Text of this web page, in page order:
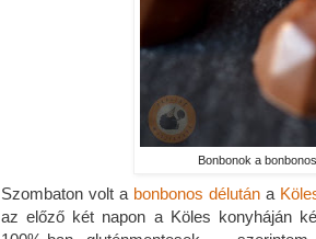
Bonbonok a
Szombaton volt a bonbonos délután a
az előző két napon a Köles konyháján